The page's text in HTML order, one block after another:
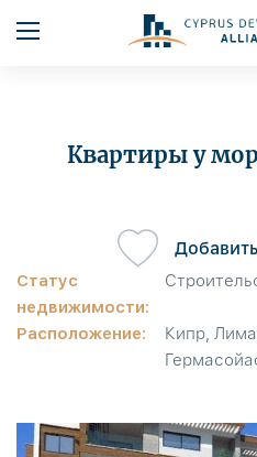
Квартиры у
Статус
недвижимости:
Расположение:
Кипр,